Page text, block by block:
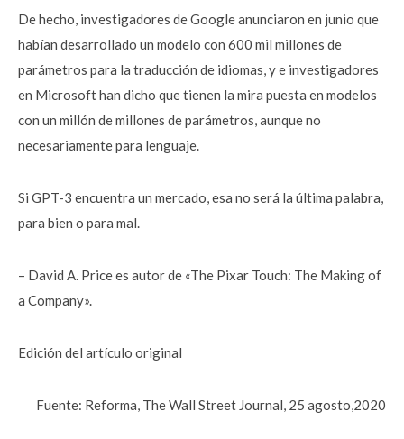
De hecho, investigadores de Google anunciaron en junio que
habían desarrollado un modelo con 600 mil millones de
parámetros para la traducción de idiomas, y e investigadores
en Microsoft han dicho que tienen la mira puesta en modelos
con un millón de millones de parámetros, aunque no
necesariamente para lenguaje.
Si GPT-3 encuentra un mercado, esa no será la última palabra,
para bien o para mal.
– David A. Price es autor de «The Pixar Touch: The Making of
a Company».
Edición del artículo original
Fuente: Reforma, The Wall Street Journal, 25 agosto,2020